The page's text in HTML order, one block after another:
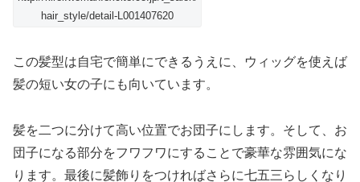
hair_style/detail-L001407620
この髪型は自宅で簡単にできるうえに、ウィッグを使えば
髪の短い女の子にも向いています。
髪を二つに分けて高い位置でお団子にします。そして、お
団子になる部分をフワフワにすることで豪華な雰囲気にな
ります。最後に髪飾りをつければさらに七五三らしくなり